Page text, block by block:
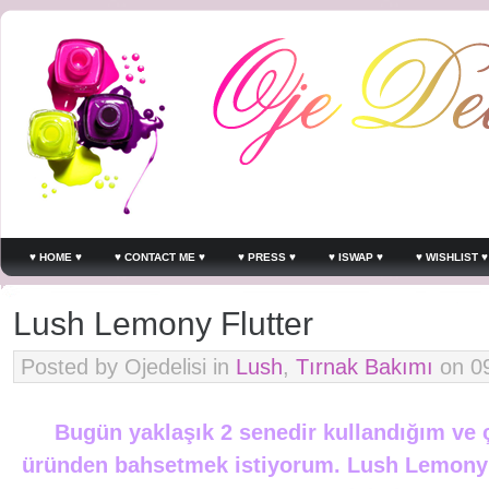
♥ HOME ♥ ♥ CONTACT ME ♥ ♥ PRESS ♥ ♥ ISWAP ♥ ♥ WISHLIST ♥
Lush Lemony Flutter
Posted by Ojedelisi in Lush, Tırnak Bakımı on
Bugün yaklaşık 2 senedir kullandığım ve
üründen bahsetmek istiyorum. Lush